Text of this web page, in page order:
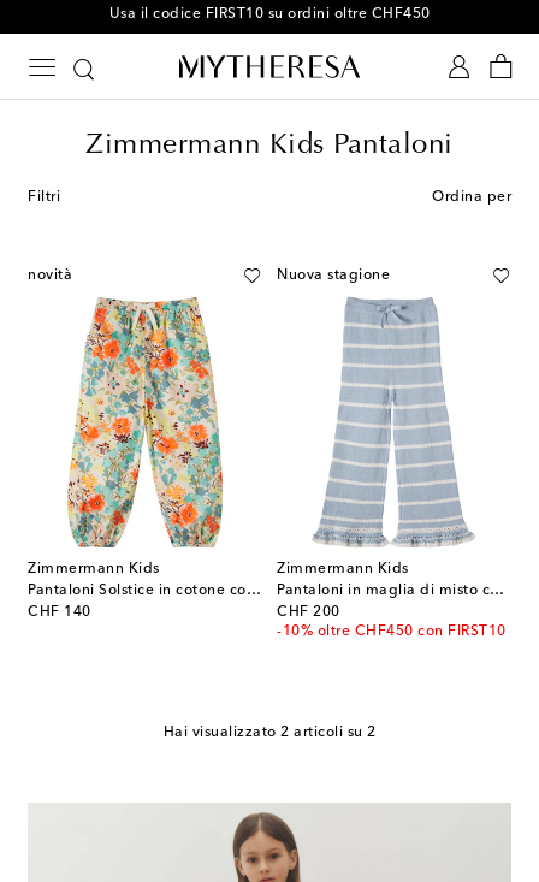
Usa il codice FIRST10 su ordini oltre CHF450
Zimmermann Kids Pantaloni
Filtri Ordina per
novità
Zimmermann Kids
Pantaloni Solstice in cotone con stampa floreale
CHF 140
original price
Nuova stagione
Zimmermann Kids
Pantaloni in maglia di misto cotone a righe
CHF 200
original price
-10% oltre CHF450 con FIRST10
Hai visualizzato 2 articoli su 2